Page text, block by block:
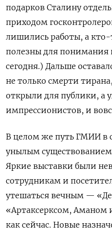
подарков Сталину
приходом
лишились работы, а кто-
полезны для понимания
сегодня.) Дальше
не только смерти
открыли для публики, а
импрессионистов, и
В целом же путь ГМИИ в
унылым существованием
Яркие выставки были
сотрудникам и
утешаться вечным —
«Артаксерксом,
как сейчас. Новые